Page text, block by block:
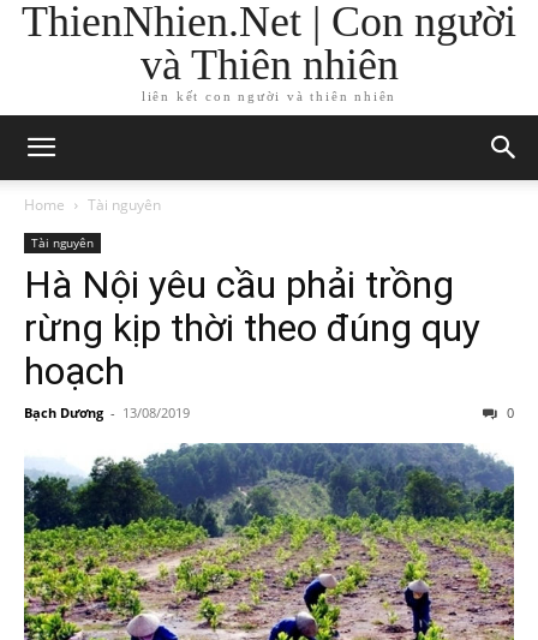
ThienNhien.Net | Con người
và Thiên nhiên
liên kết con người và thiên nhiên
Home Tài nguyên
Tài nguyên
Hà Nội yêu cầu phải trồng
rừng kịp thời theo đúng quy
hoạch
Bạch Dương - 13/08/2019 0